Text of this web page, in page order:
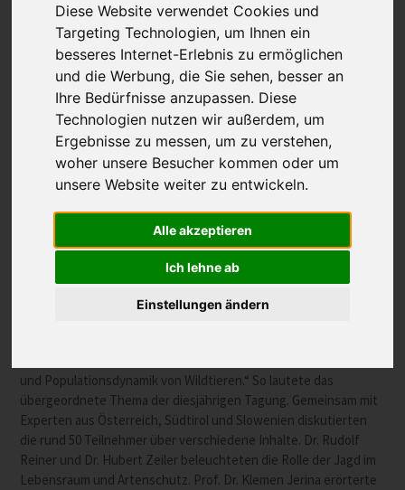
Diese Website verwendet Cookies und
Targeting Technologien, um Ihnen ein
besseres Internet-Erlebnis zu ermöglichen
und die Werbung, die Sie sehen, besser an
Ihre Bedürfnisse anzupassen. Diese
Technologien nutzen wir außerdem, um
Ergebnisse zu messen, um zu verstehen,
woher unsere Besucher kommen oder um
unsere Website weiter zu entwickeln.
Alle akzeptieren
Ich lehne ab
Einstellungen ändern
Die Arbeitsgemeinschaft der Jagdverbände des
Südostalpenraumes hat sich vergangene Woche, vom 5.
bis 7. Oktober, zur 69. Tagung in Admont in der Steiermark
und Populationsdynamik von Wildtieren.“ So lautete das
übergeordnete Thema der diesjährigen Tagung. Gemeinsam mit
Experten aus Österreich, Südtirol und Slowenien diskutierten
die rund 50 Teilnehmer über verschiedene Inhalte. Dr. Rudolf
Reiner und Dr. Hubert Zeiler beleuchteten die Rolle der Jagd im
Lebensraum und Artenschutz. Prof. Dr. Klemen Jerina erörterte